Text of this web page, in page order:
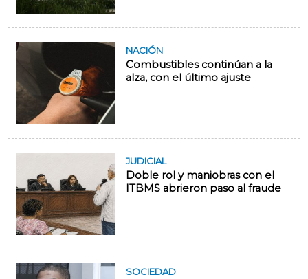
NACIÓN
Combustibles continúan a la
alza, con el último ajuste
JUDICIAL
Doble rol y maniobras con el
ITBMS abrieron paso al fraude
SOCIEDAD